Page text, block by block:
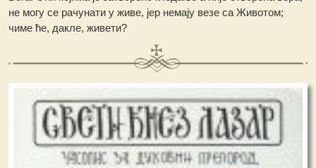
не могу се рачунати у живе, јер немају везе са Животом;
чиме ће, дакле, живети?